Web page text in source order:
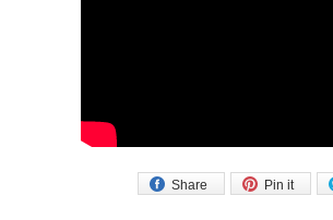
Pin it
Share